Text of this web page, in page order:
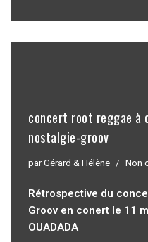
concert root reggae à
nostalgie-groov
parGérard & Hélène Non
Rétrospective du
Groov en conert le 11
OUADADA